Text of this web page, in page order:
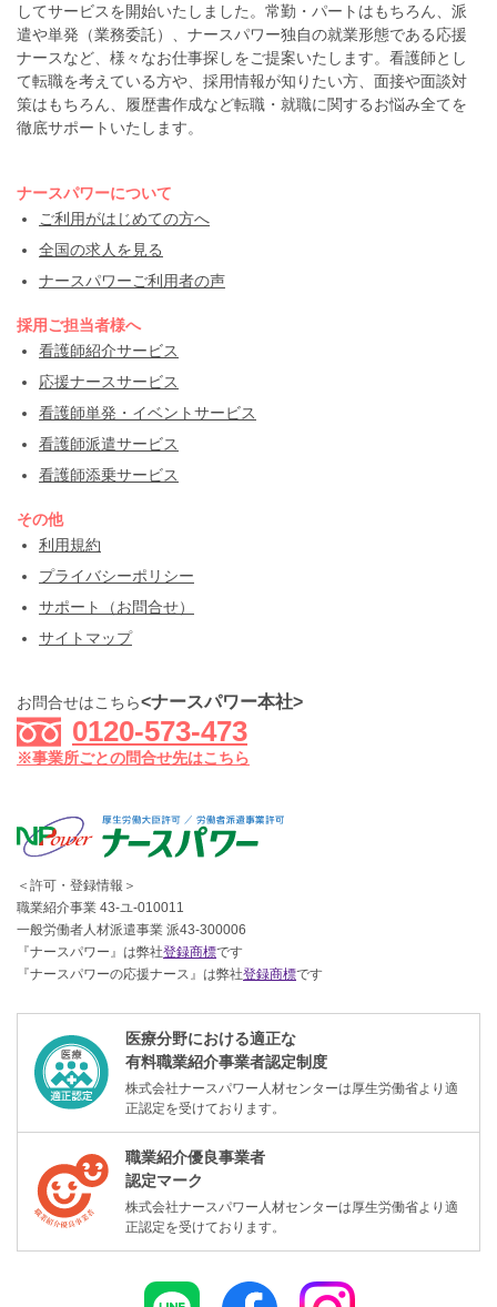
してサービスを開始いたしました。常勤・パートはもちろん、派
遣や単発（業務委託）、ナースパワー独自の就業形態である応援
ナースなど、様々なお仕事探しをご提案いたします。看護師とし
て転職を考えている方や、採用情報が知りたい方、面接や面談対
策はもちろん、履歴書作成など転職・就職に関するお悩み全てを
徹底サポートいたします。
ナースパワーについて
ご利用がはじめての方へ
全国の求人を見る
ナースパワーご利用者の声
採用ご担当者様へ
看護師紹介サービス
応援ナースサービス
看護師単発・イベントサービス
看護師派遣サービス
看護師添乗サービス
その他
利用規約
プライバシーポリシー
サポート（お問合せ）
サイトマップ
お問合せはこちら<ナースパワー本社>
0120-573-473
※事業所ごとの問合せ先はこちら
＜許可・登録情報＞
職業紹介事業 43-ユ-010011
一般労働者人材派遣事業 派43-300006
『ナースパワー』は弊社登録商標です
『ナースパワーの応援ナース』は弊社登録商標です
医療分野における適正な
有料職業紹介事業者認定制度
株式会社ナースパワー人材センターは厚生労働省より適
正認定を受けております。
職業紹介優良事業者
認定マーク
株式会社ナースパワー人材センターは厚生労働省より適
正認定を受けております。